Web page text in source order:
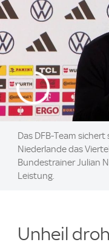
Das DFB-Team
Niederlande das
Bundestrainer Julian
Leistung.
Unheil